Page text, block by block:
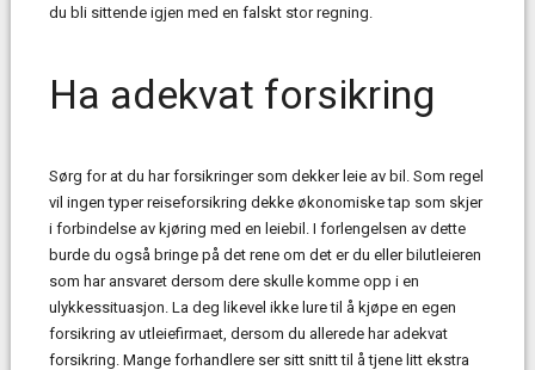
du bli sittende igjen med en falskt stor regning.
Ha adekvat forsikring
Sørg for at du har forsikringer som dekker leie av bil. Som regel
vil ingen typer reiseforsikring dekke økonomiske tap som skjer
i forbindelse av kjøring med en leiebil. I forlengelsen av dette
burde du også bringe på det rene om det er du eller bilutleieren
som har ansvaret dersom dere skulle komme opp i en
ulykkessituasjon. La deg likevel ikke lure til å kjøpe en egen
forsikring av utleiefirmaet, dersom du allerede har adekvat
forsikring. Mange forhandlere ser sitt snitt til å tjene litt ekstra